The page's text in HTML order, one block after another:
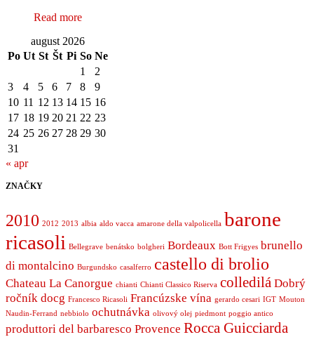
Read more
august 2026
Po Ut St Št Pi So Ne
1
2
3
4 5 6 7 8
9
10 11 12 13 14 15 16
17 18 19 20 21 22 23
24 25 26 27 28 29 30
31
« apr
ZNAČKY
2010 2012 2013 albia aldo vacca amarone della valpolicella barone
ricasoli Bellegrave benátsko bolgheri Bordeaux Bott Frigyes brunello
di montalcino Burgundsko casalferro castello di brolio
Chateau La Canorgue chianti Chianti Classico Riserva colledilá Dobrý
ročník docg Francesco Ricasoli Francúzske vína gerardo cesari IGT Mouton
Naudin-Ferrand nebbiolo ochutnávka olivový olej piedmont poggio antico
produttori del barbaresco Provence Rocca Guicciarda